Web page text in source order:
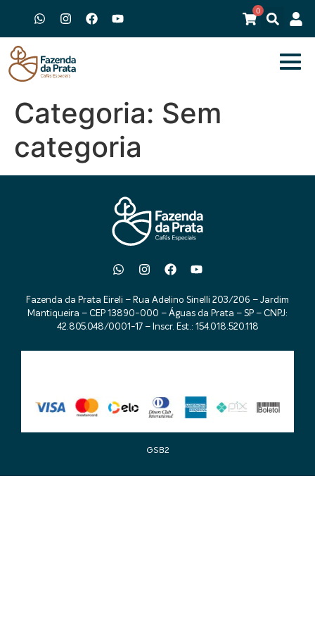
0
Categoria: Sem
categoria
Fazenda da Prata Eireli – Rua Adelino Sinelli 203/206 – Jardim
Mantiqueira – CEP 13890-000 – Águas da Prata – SP – CNPJ:
42.805.048/0001-17 – Inscr. Est.: 154.018.520.118
GSB2